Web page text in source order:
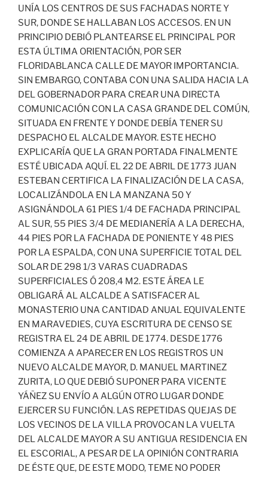
UNÍA LOS CENTROS DE SUS FACHADAS NORTE Y
SUR, DONDE SE HALLABAN LOS ACCESOS. EN UN
PRINCIPIO DEBIÓ PLANTEARSE EL PRINCIPAL POR
ESTA ÚLTIMA ORIENTACIÓN, POR SER
FLORIDABLANCA CALLE DE MAYOR IMPORTANCIA.
SIN EMBARGO, CONTABA CON UNA SALIDA HACIA LA
DEL GOBERNADOR PARA CREAR UNA DIRECTA
COMUNICACIÓN CON LA CASA GRANDE DEL COMÚN,
SITUADA EN FRENTE Y DONDE DEBÍA TENER SU
DESPACHO EL ALCALDE MAYOR. ESTE HECHO
EXPLICARÍA QUE LA GRAN PORTADA FINALMENTE
ESTÉ UBICADA AQUÍ. EL 22 DE ABRIL DE 1773 JUAN
ESTEBAN CERTIFICA LA FINALIZACIÓN DE LA CASA,
LOCALIZÁNDOLA EN LA MANZANA 50 Y
ASIGNÁNDOLA 61 PIES 1/4 DE FACHADA PRINCIPAL
AL SUR, 55 PIES 3/4 DE MEDIANERÍA A LA DERECHA,
44 PIES POR LA FACHADA DE PONIENTE Y 48 PIES
POR LA ESPALDA, CON UNA SUPERFICIE TOTAL DEL
SOLAR DE 298 1/3 VARAS CUADRADAS
SUPERFICIALES Ó 208,4 M2. ESTE ÁREA LE
OBLIGARÁ AL ALCALDE A SATISFACER AL
MONASTERIO UNA CANTIDAD ANUAL EQUIVALENTE
EN MARAVEDIES, CUYA ESCRITURA DE CENSO SE
REGISTRA EL 24 DE ABRIL DE 1774. DESDE 1776
COMIENZA A APARECER EN LOS REGISTROS UN
NUEVO ALCALDE MAYOR, D. MANUEL MARTINEZ
ZURITA, LO QUE DEBIÓ SUPONER PARA VICENTE
YÁÑEZ SU ENVÍO A ALGÚN OTRO LUGAR DONDE
EJERCER SU FUNCIÓN. LAS REPETIDAS QUEJAS DE
LOS VECINOS DE LA VILLA PROVOCAN LA VUELTA
DEL ALCALDE MAYOR A SU ANTIGUA RESIDENCIA EN
EL ESCORIAL, A PESAR DE LA OPINIÓN CONTRARIA
DE ÉSTE QUE, DE ESTE MODO, TEME NO PODER